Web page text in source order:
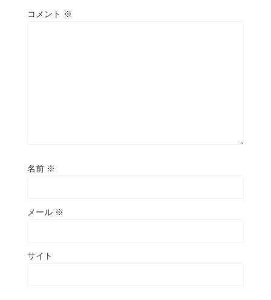
コメント ※
名前 ※
メール ※
サイト